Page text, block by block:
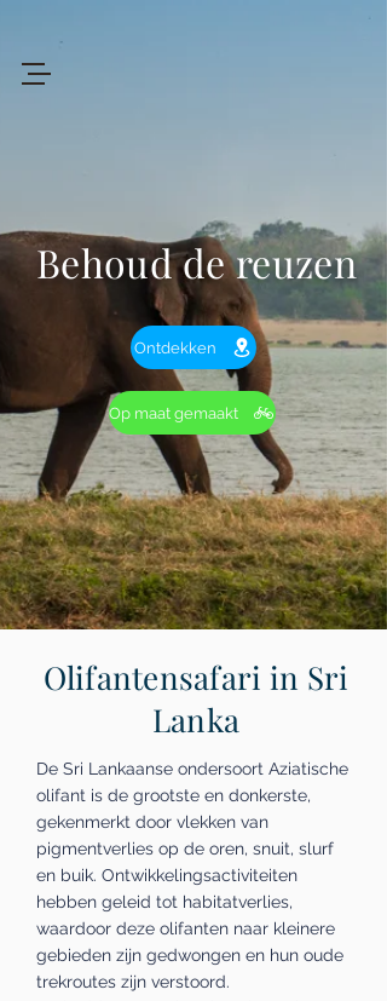
Review My Journey
Behoud de reuzen
Ontdekken
Op maat gemaakt
Olifantensafari in Sri
Lanka
De Sri Lankaanse ondersoort Aziatische
olifant is de grootste en donkerste,
gekenmerkt door vlekken van
pigmentverlies op de oren, snuit, slurf
en buik. Ontwikkelingsactiviteiten
hebben geleid tot habitatverlies,
waardoor deze olifanten naar kleinere
gebieden zijn gedwongen en hun oude
trekroutes zijn verstoord.